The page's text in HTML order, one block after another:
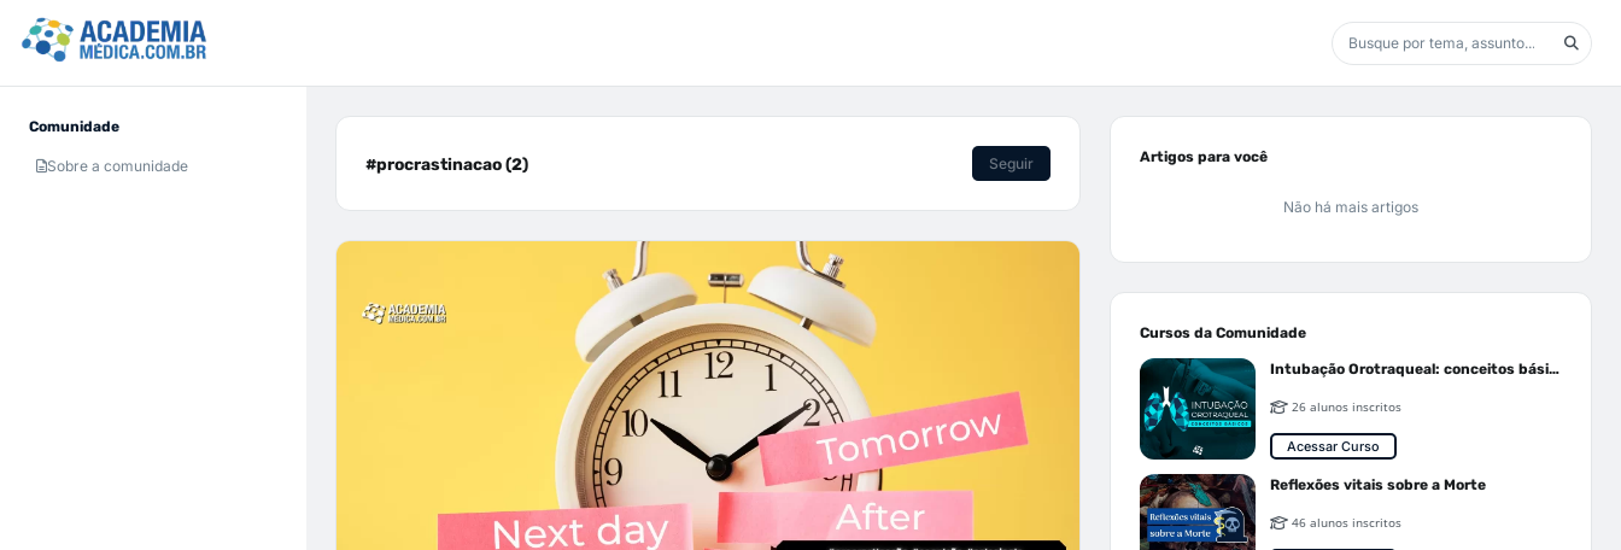
Comunidade
Sobre a comunidade #procrastinacao (2) Seguir Artigos para você
Não há mais artigos
Cursos da Comunidade
Intubação Orotraqueal: conceitos básicos
26 alunos inscritos
Acessar Curso
Reflexões vitais sobre a Morte
46 alunos inscritos